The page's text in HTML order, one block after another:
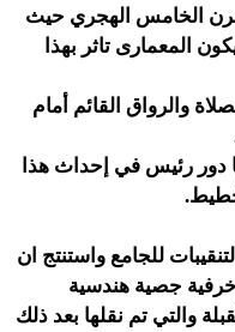
الخامس الهجري حيث
المعمارى تاثر بهذا
والرواق القائم أمام
دور رئيس في إحداث هذا
بعض التنقيبات للجامع واستنتج ان
جصية هندسية
والتي تم نقلها بعد ذلك